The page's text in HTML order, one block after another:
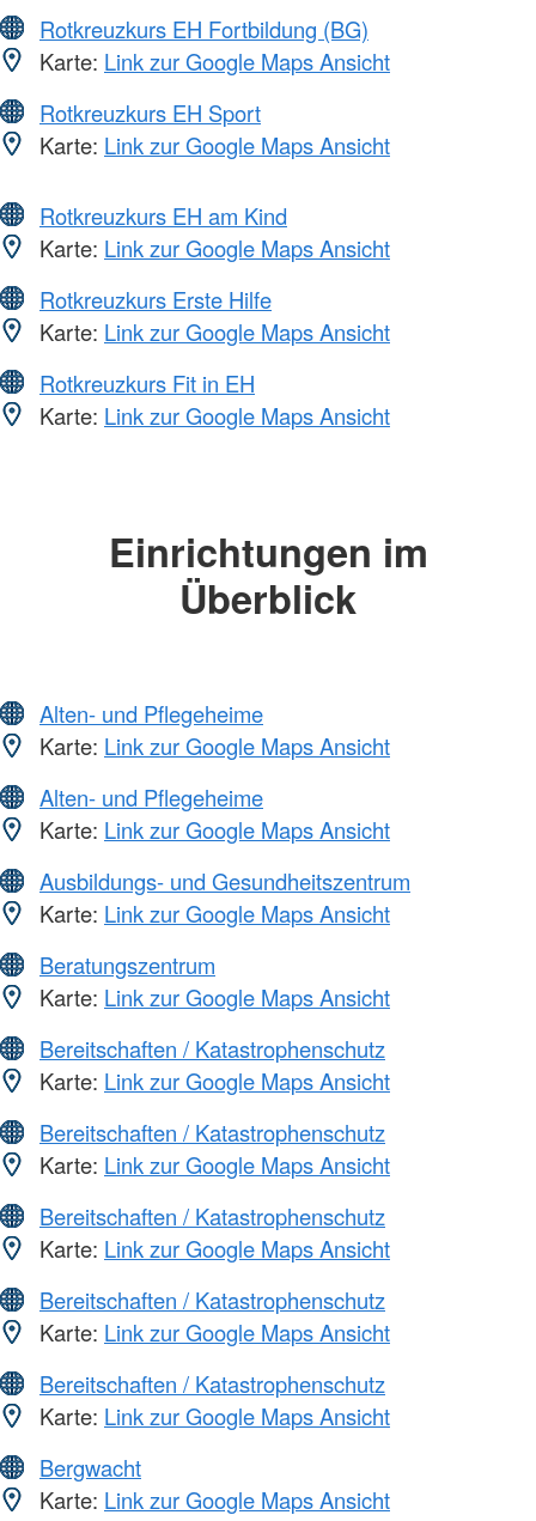
Rotkreuzkurs EH Fortbildung (BG)
Karte: Link zur Google Maps Ansicht
Rotkreuzkurs EH Sport
Karte: Link zur Google Maps Ansicht
Rotkreuzkurs EH am Kind
Karte: Link zur Google Maps Ansicht
Rotkreuzkurs Erste Hilfe
Karte: Link zur Google Maps Ansicht
Rotkreuzkurs Fit in EH
Karte: Link zur Google Maps Ansicht
Einrichtungen im
Überblick
Alten- und Pflegeheime
Karte: Link zur Google Maps Ansicht
Alten- und Pflegeheime
Karte: Link zur Google Maps Ansicht
Ausbildungs- und Gesundheitszentrum
Karte: Link zur Google Maps Ansicht
Beratungszentrum
Karte: Link zur Google Maps Ansicht
Bereitschaften / Katastrophenschutz
Karte: Link zur Google Maps Ansicht
Bereitschaften / Katastrophenschutz
Karte: Link zur Google Maps Ansicht
Bereitschaften / Katastrophenschutz
Karte: Link zur Google Maps Ansicht
Bereitschaften / Katastrophenschutz
Karte: Link zur Google Maps Ansicht
Bereitschaften / Katastrophenschutz
Karte: Link zur Google Maps Ansicht
Bergwacht
Karte: Link zur Google Maps Ansicht